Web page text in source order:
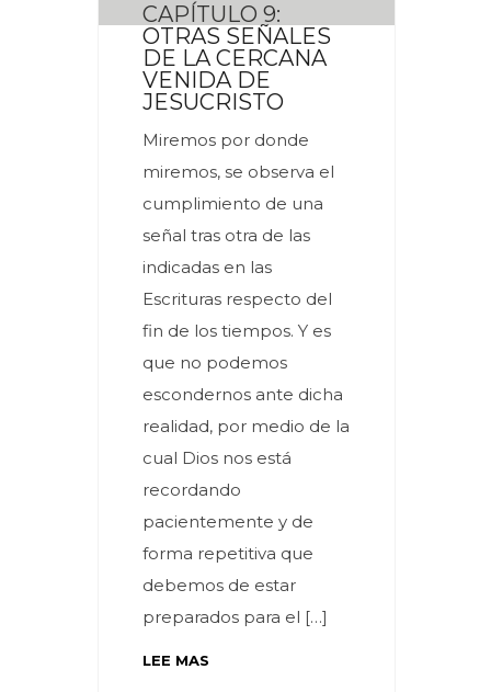
CAPÍTULO 9:
OTRAS SEÑALES
DE LA CERCANA
VENIDA DE
JESUCRISTO
Miremos por donde
miremos, se observa el
cumplimiento de una
señal tras otra de las
indicadas en las
Escrituras respecto del
fin de los tiempos. Y es
que no podemos
escondernos ante dicha
realidad, por medio de la
cual Dios nos está
recordando
pacientemente y de
forma repetitiva que
debemos de estar
preparados para el […]
LEE MAS